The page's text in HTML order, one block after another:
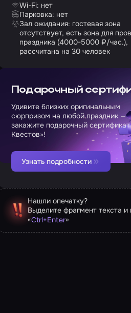
Wi-Fi: нет
Парковка: нет
Зал ожидания: гостевая зона
отсутствует, есть зона для
праздника (4000-5000 ₽/час.),
рассчитана на 30 человек
Подарочный
Удивите близких оригинальным
сюрпризом на любой праздник —
закажите подарочный
Квестов»!
Узнать подробности
Нашли опечатку?
Выделите фрагмент текста
«Ctrl+Enter»